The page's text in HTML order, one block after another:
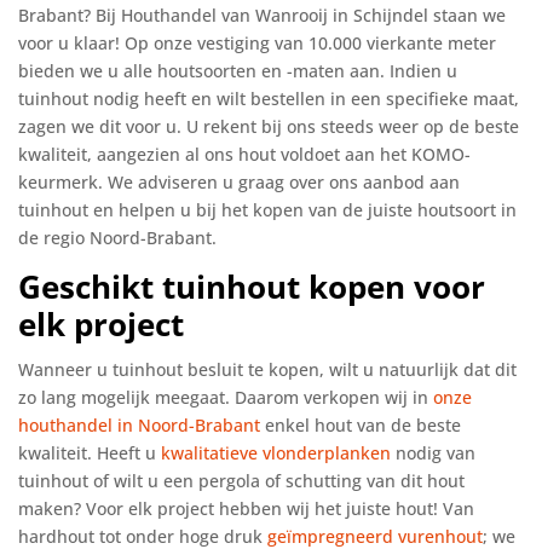
Brabant? Bij Houthandel van Wanrooij in Schijndel staan we
voor u klaar! Op onze vestiging van 10.000 vierkante meter
bieden we u alle houtsoorten en -maten aan. Indien u
tuinhout nodig heeft en wilt bestellen in een specifieke maat,
zagen we dit voor u. U rekent bij ons steeds weer op de beste
kwaliteit, aangezien al ons hout voldoet aan het KOMO-
keurmerk. We adviseren u graag over ons aanbod aan
tuinhout en helpen u bij het kopen van de juiste houtsoort in
de regio Noord-Brabant.
Geschikt tuinhout kopen voor
elk project
Wanneer u tuinhout besluit te kopen, wilt u natuurlijk dat dit
zo lang mogelijk meegaat. Daarom verkopen wij in onze
houthandel in Noord-Brabant enkel hout van de beste
kwaliteit. Heeft u kwalitatieve vlonderplanken nodig van
tuinhout of wilt u een pergola of schutting van dit hout
maken? Voor elk project hebben wij het juiste hout! Van
hardhout tot onder hoge druk geïmpregneerd vurenhout; we